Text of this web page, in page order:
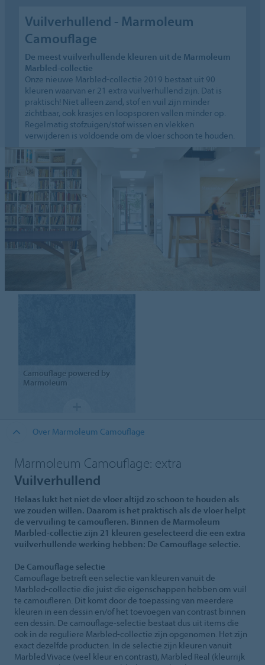
Vuilverhullend - Marmoleum
Camouflage
De meest vuilverhullende kleuren uit de Marmoleum
Marbled-collectie
Onze nieuwe Marbled-collectie 2019 bestaat uit 90
kleuren waarvan er 21 extra vuilverhullend zijn. Dat is
praktisch! Niet alleen zand, stof en vuil zijn minder
zichtbaar, ook krasjes en loopsporen vallen minder op.
Regelmatig stofzuigen/stof wissen en vlekken
verwijderen is voldoende om de vloer schoon te houden.
Camouflagepowered by
Marmoleum
Over Marmoleum Camouflage
Marmoleum Camouflage: extra
Vuilverhullend
Helaas lukt het niet de vloer altijd zo schoon te houden als
we zouden willen. Daarom is het praktisch als de vloer helpt
de vervuiling te camoufleren. Binnen de Marmoleum
Marbled-collectie zijn 21 kleuren geselecteerd die een extra
vuilverhullende werking hebben: De Camouflage selectie.
De Camouflage selectie
Camouflage betreft een selectie van kleuren vanuit de
Marbled-collectie die juist die eigenschappen hebben om vuil
te camoufleren. Dit komt door de toepassing van meerdere
kleuren in een dessin en/of het toevoegen van contrast binnen
een dessin. De camouflage-selectie bestaat dus uit items die
ook in de reguliere Marbled-collectie zijn opgenomen. Het zijn
exact dezelfde producten. In de selectie zijn kleuren vanuit
Marbled Vivace (veel kleur en contrast), Marbled Real (kleurrijk